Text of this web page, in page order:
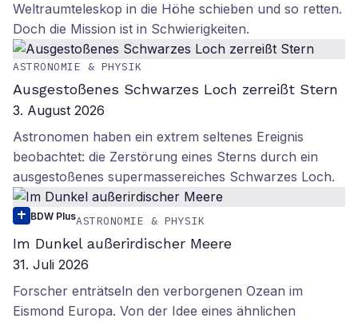
Weltraumteleskop in die Höhe schieben und so retten.
Doch die Mission ist in Schwierigkeiten.
ASTRONOMIE & PHYSIK
Ausgestoßenes Schwarzes Loch zerreißt Stern
3. August 2026
Astronomen haben ein extrem seltenes Ereignis
beobachtet: die Zerstörung eines Sterns durch ein
ausgestoßenes supermassereiches Schwarzes Loch.
BDW PlusASTRONOMIE & PHYSIK
Im Dunkel außerirdischer Meere
31. Juli 2026
Forscher enträtseln den verborgenen Ozean im
Eismond Europa. Von der Idee eines ähnlichen